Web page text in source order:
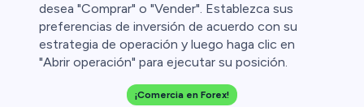
desea "Comprar" o "Vender". Establezca sus
preferencias de inversión de acuerdo con su
estrategia de operación y luego haga clic en
"Abrir operación" para ejecutar su posición.
¡Comercia en Forex!